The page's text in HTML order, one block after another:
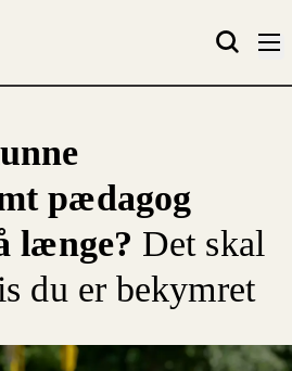
pædagog
længe? Det skal
du er bekymret